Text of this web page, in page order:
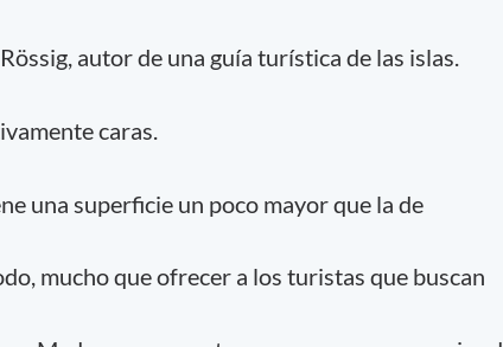
autor de una guía turística de las islas.
caras.
una superficie un poco mayor que la de
mucho que ofrecer a los turistas que buscan